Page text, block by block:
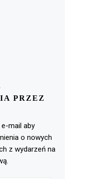
PRZEZ
mail aby
o nowych
z wydarzeń na